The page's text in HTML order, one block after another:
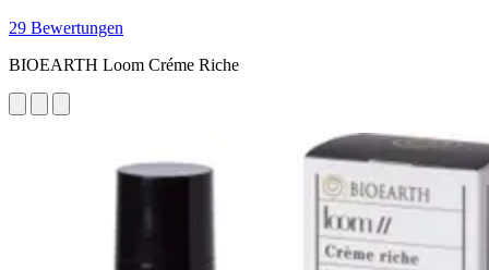
29 Bewertungen
BIOEARTH Loom Créme Riche